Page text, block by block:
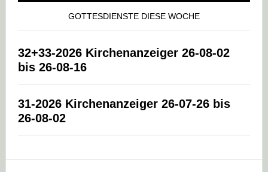
GOTTESDIENSTE DIESE WOCHE
32+33-2026 Kirchenanzeiger 26-08-02
bis 26-08-16
31-2026 Kirchenanzeiger 26-07-26 bis
26-08-02